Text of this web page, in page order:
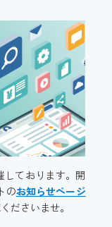
ております。開
のお知らせページ
ださいませ。